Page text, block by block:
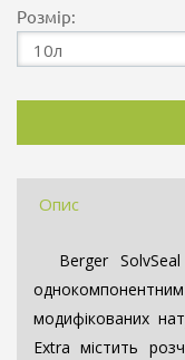
Розмір:
Опис
Berger SolvSeal
модифікованих
Extra містить